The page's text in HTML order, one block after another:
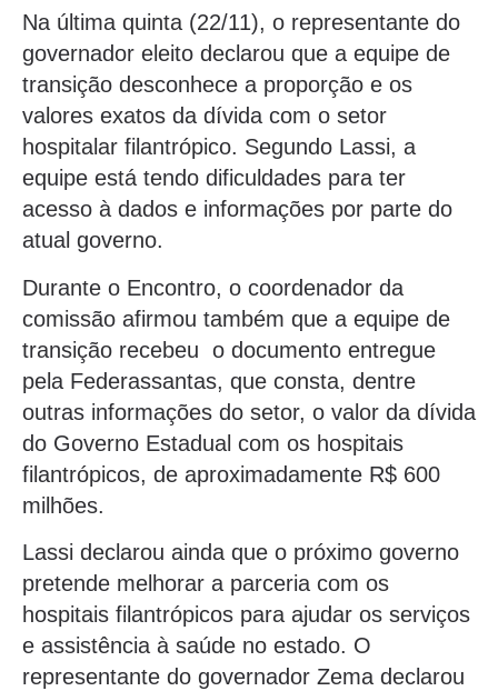
Na última quinta (22/11), o representante do
governador eleito declarou que a equipe de
transição desconhece a proporção e os
valores exatos da dívida com o setor
hospitalar filantrópico. Segundo Lassi, a
equipe está tendo dificuldades para ter
acesso à dados e informações por parte do
atual governo.
Durante o Encontro, o coordenador da
comissão afirmou também que a equipe de
transição recebeu o documento entregue
pela Federassantas, que consta, dentre
outras informações do setor, o valor da dívida
do Governo Estadual com os hospitais
filantrópicos, de aproximadamente R$ 600
milhões.
Lassi declarou ainda que o próximo governo
pretende melhorar a parceria com os
hospitais filantrópicos para ajudar os serviços
e assistência à saúde no estado. O
representante do governador Zema declarou